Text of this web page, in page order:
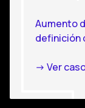
Aumento
definición
-> Ver